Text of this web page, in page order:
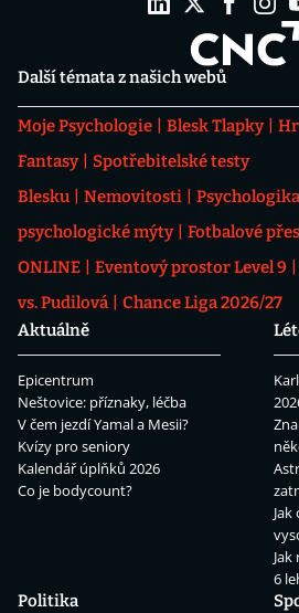
Další témata z našich webů
Moje Psychologie Blesk Tlapky
Fantasy
Spotřebitelské testy
Blesku
Nemovitosti
psychologické mýty
Fotbalové
ONLINE
Eventový prostor Level 9
vs. Pudilová
Chance Liga 2026/27
Aktuálně
Epicentrum
Neštovice: příznaky, léčba
V čem jezdí Yamal a Mesii?
Kvízy pro seniory
Kalendář úplňků 2026
Co je bodycount?
6
Politika